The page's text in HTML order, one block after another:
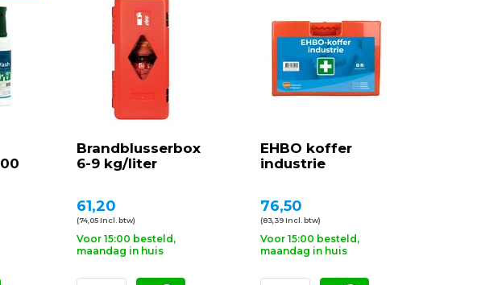
Brandblusserbox
6-9 kg/liter
61,20
(74,05 Incl. btw)
Voor 15:00 besteld,
maandag in huis
EHBO koffer
industrie
76,50
(83,39 Incl. btw)
Voor 15:00 besteld,
maandag in huis